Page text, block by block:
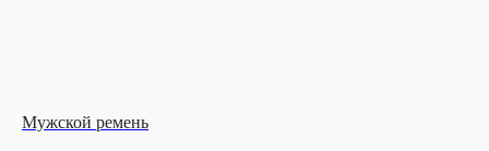
Мужской ремень